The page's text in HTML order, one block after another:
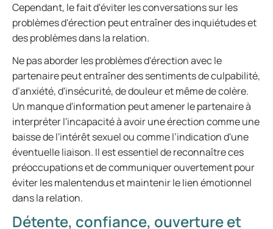
Cependant, le fait d'éviter les conversations sur les
problèmes d'érection peut entraîner des inquiétudes et
des problèmes dans la relation.
Ne pas aborder les problèmes d'érection avec le
partenaire peut entraîner des sentiments de culpabilité,
d’anxiété, d'insécurité, de douleur et même de colère.
Un manque d'information peut amener le partenaire à
interpréter l'incapacité à avoir une érection comme une
baisse de l'intérêt sexuel ou comme l’indication d'une
éventuelle liaison. Il est essentiel de reconnaître ces
préoccupations et de communiquer ouvertement pour
éviter les malentendus et maintenir le lien émotionnel
dans la relation.
Détente, confiance, ouverture et